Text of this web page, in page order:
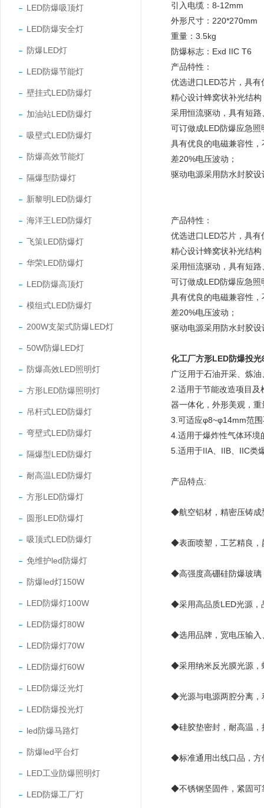
LED防爆吸顶灯
LED防爆安全灯
防爆LED灯
LED防爆节能灯
壁挂式LED防爆灯
加油站LED防爆灯
吸壁式LED防爆灯
防爆高效节能灯
隔爆型防爆灯
新黎明LED防爆灯
海洋王LED防爆灯
飞策LED防爆灯
华荣LED防爆灯
LED防爆高顶灯
模组式LED防爆灯
200W支架式防爆LED灯
50W防爆LED灯
防爆高效LED照明灯
方形LED防爆照明灯
吊杆式LED防爆灯
弯壁式LED防爆灯
隔爆型LED防爆灯
耐高温LED防爆灯
方形LED防爆灯
圆形LED防爆灯
吸顶式LED防爆灯
免维护led防爆灯
防爆led灯150W
LED防爆灯100W
LED防爆灯80W
LED防爆灯70W
LED防爆灯60W
LED防爆泛光灯
LED防爆投光灯
led防爆马路灯
防爆led平台灯
LED工业防爆照明灯
LED防爆工厂灯
引入电缆：8-12mm
外形尺寸：220*270mm
重量：3.5kg
防爆标志：Exd IIC T6
产品特性：
优选进口LED芯片，具
精心设计蜂窝状补光结
采用恒流驱动，具有短
可订做成LED防爆应急
具有优良的电磁兼容性
差20%电压波动；
驱动电源采用防水封胶
产品特性：
优选进口LED芯片，具
精心设计蜂窝状补光结
采用恒流驱动，具有短
可订做成LED防爆应急
具有优良的电磁兼容性
差20%电压波动；
驱动电源采用防水封胶
化工厂方形LED防爆投
广泛用于石油开采、炼
2.适用于节能改造项目
器一体化，外形美观，
3.可适应φ8~φ14mm范
4.适用于爆炸性气体环境
5.适用于IIA、IIB、IIC类
产品特点:
◆航空铝材，精密压铸成
◆表面喷塑，工艺精良，
◆高强度高硼硅防爆玻璃
◆采用高品质LED光源，
◆选用品牌，宽电压输
◆采用纳米反光膜光源，
◆光源与电源两腔分离，
◆硅胶垫密封，耐高温，
◆标准通用出线口品，方
◆不锈钢坚固件，紧固可